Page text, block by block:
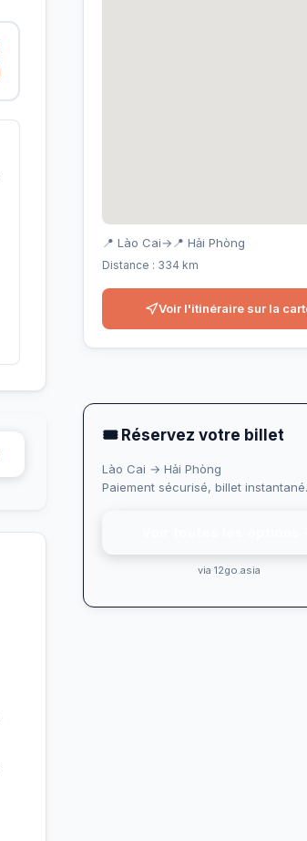
📍 Lào Cai→ 📍 Hải Phòng
Distance : 334 km
Voir l'itinéraire sur la
🎟 Réservez votre billet
Lào Cai → Hải Phòng
Paiement sécurisé, billet instantané.
via 12go.asia